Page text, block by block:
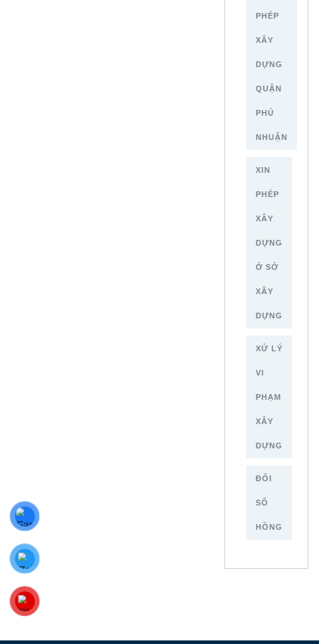
PHÉP
XÂY
DỰNG
QUẬN
PHÚ
NHUẬN
XIN
PHÉP
XÂY
DỰNG
Ở SỞ
XÂY
DỰNG
XỬ LÝ
VI
PHẠM
XÂY
DỰNG
ĐỔI
SỔ
HỒNG